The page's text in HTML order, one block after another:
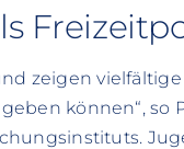
zeigen
können“, so